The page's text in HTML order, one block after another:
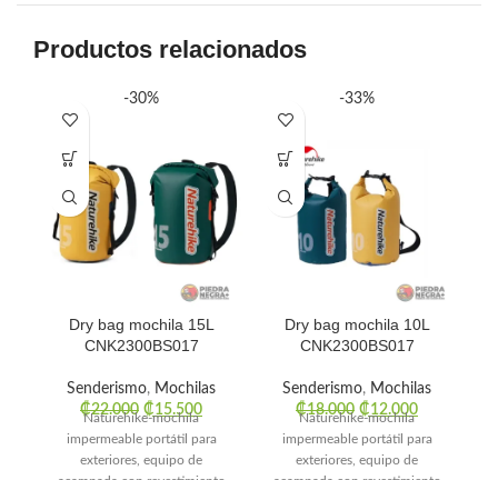
Productos relacionados
-30%
Dry bag mochila 15L
CNK2300BS017
Senderismo, Mochilas
₡22.000 ₡15.500
Naturehike-mochila
impermeable portátil para
exteriores, equipo de
-33%
Dry bag mochila 10L
CNK2300BS017
Senderismo, Mochilas
₡18.000 ₡12.000
Naturehike-mochila
impermeable portátil para
exteriores, equipo de